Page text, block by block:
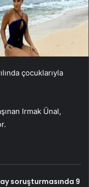
çocuklarıyla
Irmak Ünal,
soruşturmasında 9